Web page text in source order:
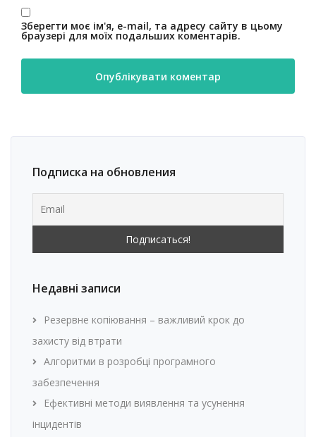
Зберегти моє ім'я, e-mail, та адресу сайту в цьому
браузері для моїх подальших коментарів.
Подписка на обновления
Недавні записи
Резервне копіювання – важливий крок до
захисту від втрати
Алгоритми в розробці програмного
забезпечення
Ефективні методи виявлення та усунення
інцидентів